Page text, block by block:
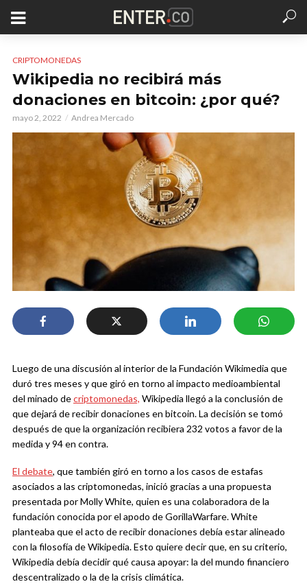
CRIPTOMONEDAS
Wikipedia no recibirá más
donaciones en bitcoin: ¿por qué?
mayo 2, 2022 Andrea Mercado
Luego de una discusión al interior de la Fundación Wikimedia que
duró tres meses y que giró en torno al impacto medioambiental
del minado decriptomonedas, Wikipedia llegó a la conclusión de
que dejará de recibir donaciones en bitcoin. La decisión se tomó
después de que la organización recibiera 232 votos a favor de la
medida y 94 en contra.
El debate, que también giró en torno a los casos de estafas
asociados a las criptomonedas, inició gracias a una propuesta
presentada por Molly White, quien es una colaboradora de la
fundación conocida por el apodo de GorillaWarfare. White
planteaba que el acto de recibir donaciones debía estar alineado
con la filosofía de Wikipedia. Esto quiere decir que, en su criterio,
Wikipedia debía decidir qué causa apoyar: la del mundo financiero
descentralizado o la de la crisis climática.